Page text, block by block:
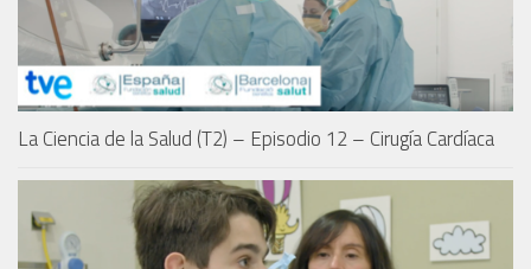
La Ciencia de la Salud (T2) – Episodio 12 – Cirugía Cardíaca